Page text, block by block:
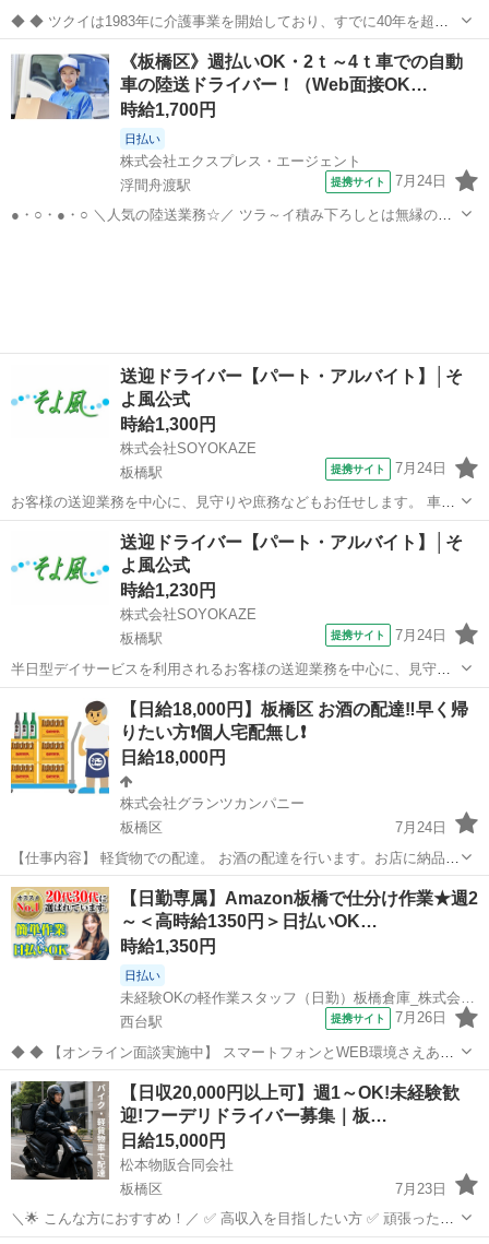
◆ ◆ ツクイは1983年に介護事業を開始しており、すでに40年を超え
る歴史を有しています。デイサービスでは業界トップクラス！ ◆グル
ープ会社の経営管理 ◆在宅介護サービス:デイサービス/訪問介護/訪問
入浴/訪問看護/...
東京 板橋区 新高島平駅 その他
《板橋区》週払いOK・2ｔ～4ｔ車での自動
車の陸送ドライバー！（Web面接OK…
時給1,700円
日払い
株式会社エクスプレス・エージェント
浮間舟渡駅
提携サイト 7月24日
●・○・●・○ ＼人気の陸送業務☆／ ツラ～イ積み下ろしとは無縁の生
送迎ドライバー【パート・アルバイト】│そ
よ風公式
時給1,300円
株式会社SOYOKAZE
板橋駅
提携サイト 7月24日
お客様の送迎業務を中心に、見守りや庶務などもお任せします。 車両
は軽・ミニバン・ハイエースなどを使用し、安全第一で対応。 送迎業
務以外の時間は、介護サポートや営繕、清掃などをお願いします。 お
客様とのふれあいを大切にしたい方...
板橋区 板橋駅 ドライバー
送迎ドライバー【パート・アルバイト】│そ
よ風公式
時給1,230円
株式会社SOYOKAZE
板橋駅
提携サイト 7月24日
半日型デイサービスを利用されるお客様の送迎業務を中心に、見守り
や庶務などもお任せします。 車両は主にミニバンを使用し、安全第一
で対応。 送迎の合間は中抜けも可能で、無理なく働けます。 洗車や点
検など車両管理のほか、介護補助や...
板橋区 板橋駅 ドライバー
【日給18,000円】板橋区 お酒の配達‼️早く帰
りたい方❗️個人宅配無し❗️
日給18,000円
株式会社グランツカンパニー
板橋区
7月24日
【仕事内容】 軽貨物での配達。 お酒の配達を行います。お店に納品
し、空瓶等を回収します。主に企業向けの荷物を指定された場所へ配
送していただきます。配送エリアは指定された地域内で、個別に配送
先へのお届け業務を行います。 ※重た...
東京 板橋区 配送 給料
【日勤専属】Amazon板橋で仕分け作業★週2
～＜高時給1350円＞日払いOK…
時給1,350円
日払い
西台駅
提携サイト 7月26日
◆ ◆ 【オンライン面談実施中】 スマートフォンとWEB環境さえあれ
ば 自宅から簡単に面接可能！ ZOOMという無料アプリを使用して面接
を実施♪ ダウンロード方法や使用方法等は事前にお伝えいたしますの
で 詳細が分からない...
東京 板橋区 西台駅 倉庫
【日収20,000円以上可】週1～OK!未経験歓
迎!フーデリドライバー募集｜板…
日給15,000円
松本物販合同会社
板橋区
7月23日
＼🌟 こんな方におすすめ！／ ✅ 高収入を目指したい方 ✅ 頑張った分
だけ稼ぎたい方 ✅ 副業・Wワークをしたい方 ✅ 自由な働き方をした